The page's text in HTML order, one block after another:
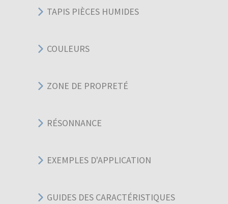
TAPIS PIÈCES HUMIDES
COULEURS
ZONE DE PROPRETÉ
RÉSONNANCE
EXEMPLES D'APPLICATION
GUIDES DES CARACTÉRISTIQUES